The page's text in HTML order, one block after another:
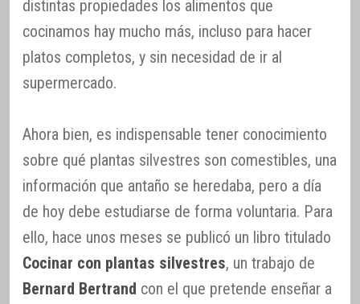
distintas propiedades los alimentos que
cocinamos hay mucho más, incluso para hacer
platos completos, y sin necesidad de ir al
supermercado.
Ahora bien, es indispensable tener conocimiento
sobre qué plantas silvestres son comestibles, una
información que antaño se heredaba, pero a día
de hoy debe estudiarse de forma voluntaria. Para
ello, hace unos meses se publicó un libro titulado
Cocinar con plantas silvestres, un trabajo de
Bernard Bertrand con el que pretende enseñar a